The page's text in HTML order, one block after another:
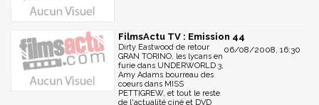
FilmsActu TV : Emission 44
06/08/2008, 16:30
Dirty Eastwood de retour
GRAN TORINO, les lycans en
furie dans UNDERWORLD 3,
Amy Adams bourreau des
coeurs dans MISS
PETTIGREW, et tout le reste
de l'actualité ciné et DVD